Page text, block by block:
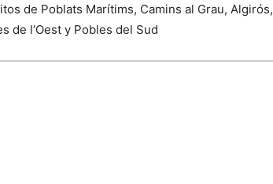
de Poblats Marítims, Camins al Grau, Algirós,
de l’Oest y Pobles del Sud